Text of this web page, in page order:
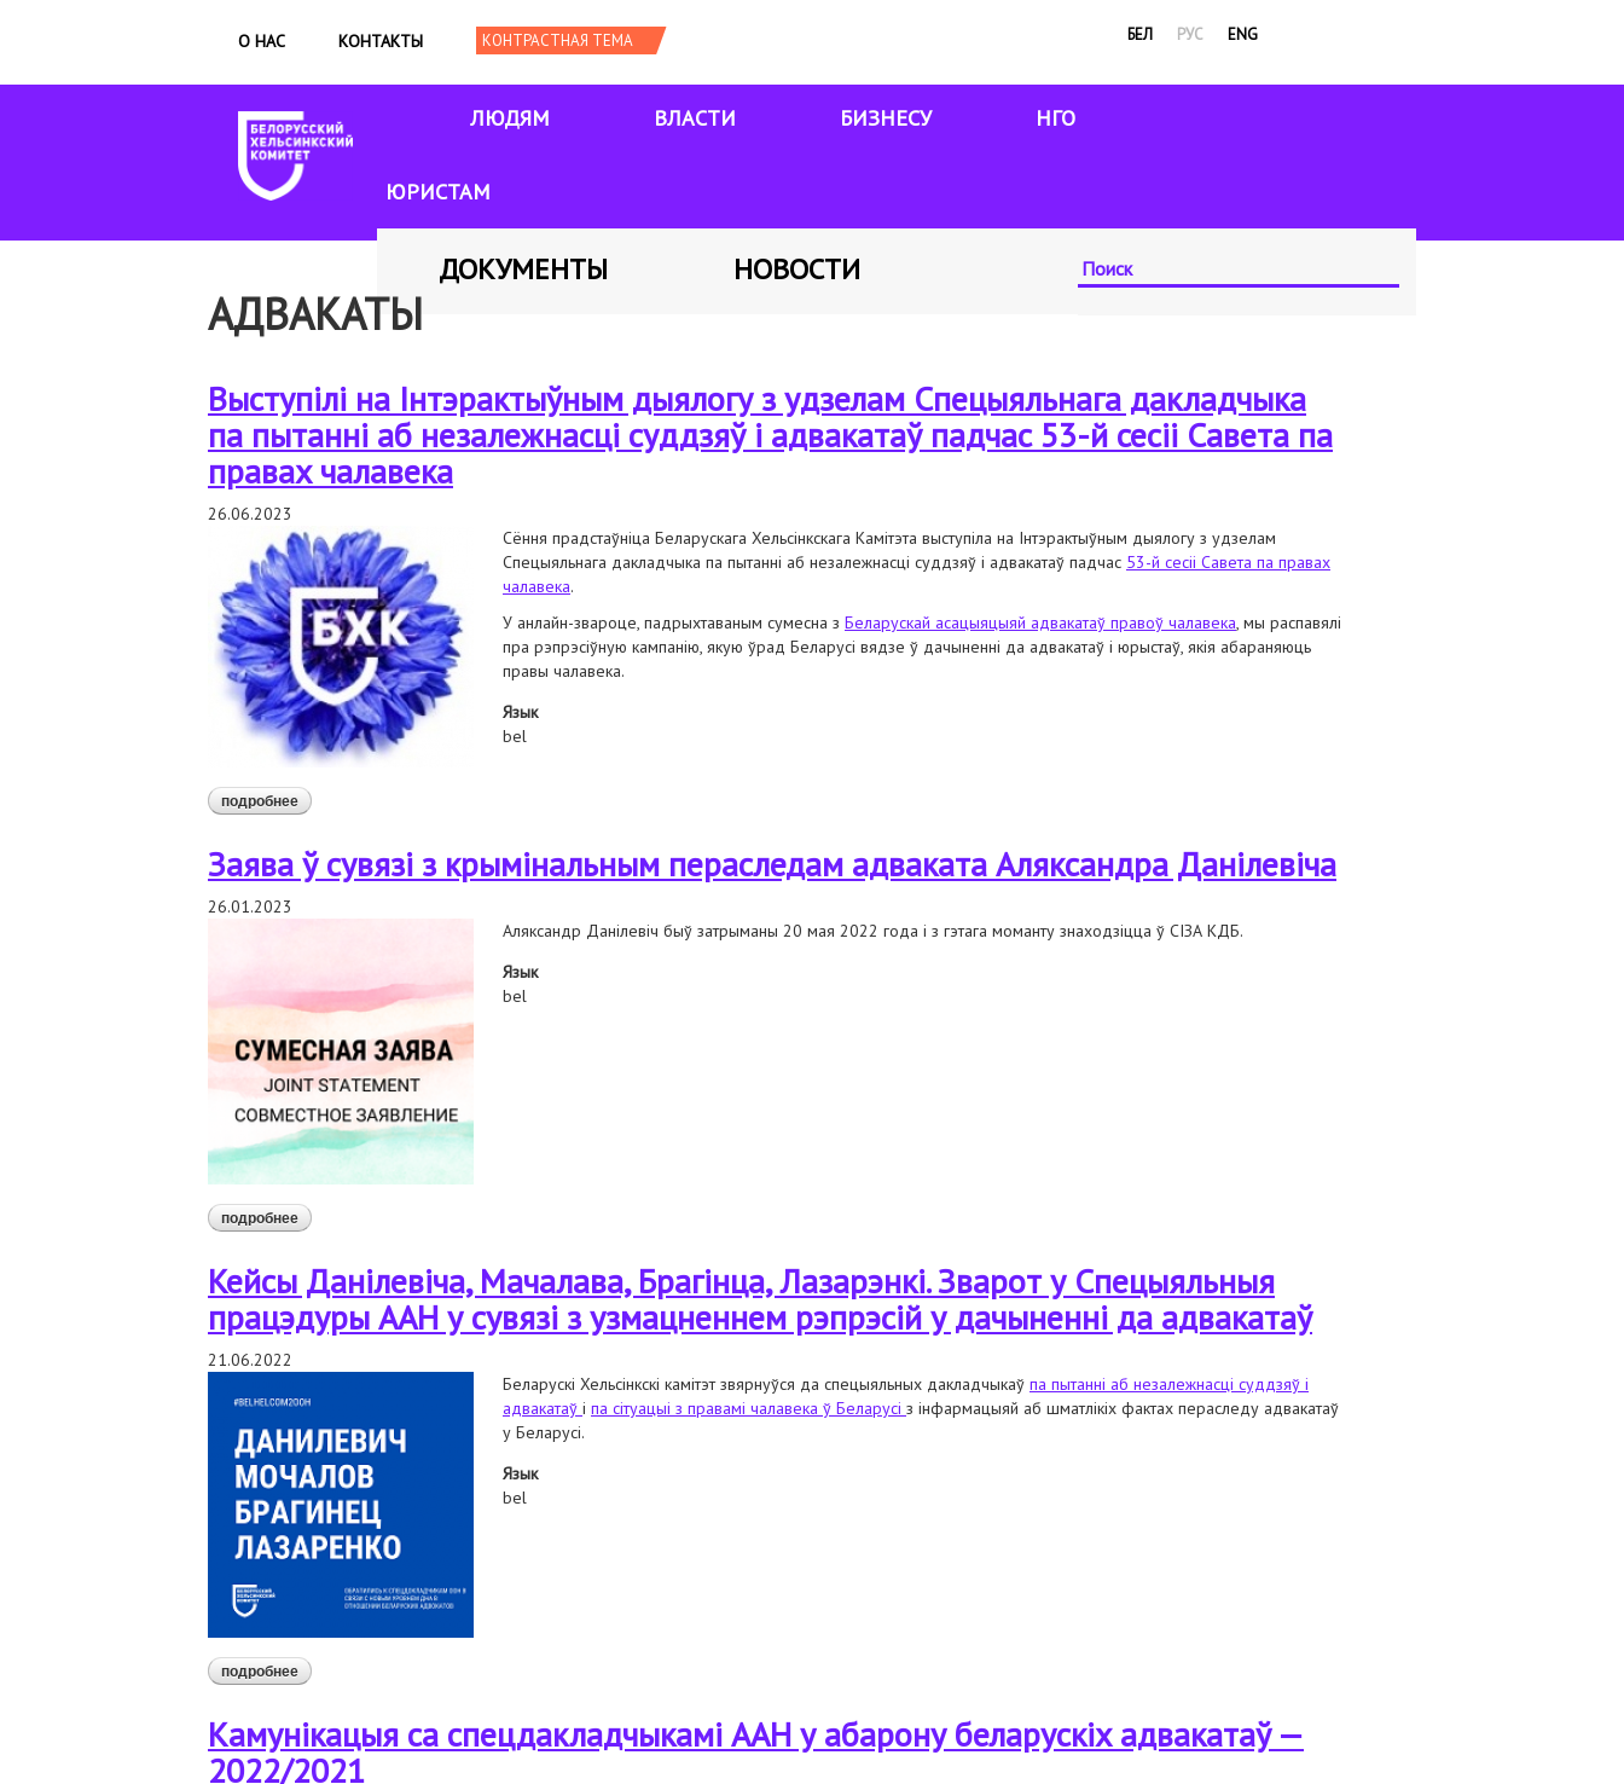
О НАС КОНТАКТЫ БЕЛ РУС ENG
ЛЮДЯМ ВЛАСТИ БИЗНЕСУ НГО
ЮРИСТАМ
ДОКУМЕНТЫ НОВОСТИ
АДВАКАТЫ
Выступілі на Інтэрактыўным дыялогу з удзелам Спецыяльнага дакладчыка
па пытанні аб незалежнасці суддзяў і адвакатаў падчас 53-й сесіі Савета па
правах чалавека
26.06.2023
Сёння прадстаўніца Беларускага Хельсінкскага Камітэта выступіла на Інтэрактыўным дыялогу з удзелам
Спецыяльнага дакладчыка па пытанні аб незалежнасці суддзяў і адвакатаў падчас 53-й сесіі Савета па правах
чалавека.
У анлайн-звароце, падрыхтаваным сумесна з Беларускай асацыяцыяй адвакатаў правоў чалавека, мы распавялі
пра рэпрэсіўную кампанію, якую ўрад Беларусі вядзе ў дачыненні да адвакатаў і юрыстаў, якія абараняюць
правы чалавека.
Язык
bel
подробнее о выступілі на інтэрактыўным дыялогу з удзелам спецыяльнага дакладчыка па пытанні аб незалежнасці суддзяў і адвакатаў падчас 53-й сесіі
савета па правах чалавека
Заява ў сувязі з крымінальным пераследам адваката Аляксандра Данілевіча
26.01.2023
Аляксандр Данілевіч быў затрыманы 20 мая 2022 года і з гэтага моманту знаходзіцца ў СІЗА КДБ.
Язык
bel
подробнее о заява ў сувязі з крымінальным пераследам адваката аляксандра данілевіча
Кейсы Данілевіча, Мачалава, Брагінца, Лазарэнкi. Зварот у Спецыяльныя
працэдуры ААН у сувязі з узмацненнем рэпрэсій у дачыненні да адвакатаў
21.06.2022
Беларускі Хельсінкскі камітэт звярнуўся да спецыяльных дакладчыкаў па пытанні аб незалежнасці суддзяў і
адвакатаў і па сітуацыі з правамі чалавека ў Беларусі з інфармацыяй аб шматлікіх фактах пераследу адвакатаў
у Беларусі.
Язык
bel
подробнее о кейсы данілевіча, мачалава, брагінца, лазарэнкi. зварот у спецыяльныя працэдуры аан у сувязі з узмацненнем рэпрэсій у дачыненні да
адвакатаў
Камунікацыя са спецдакладчыкамі ААН у абарону беларускіх адвакатаў —
2022/2021